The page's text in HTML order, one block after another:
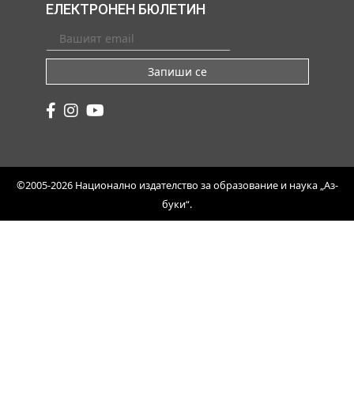
ЕЛЕКТРОНЕН БЮЛЕТИН
Запиши се
©2005-2026 Национално издателство за образование и наука „Аз-
буки“.